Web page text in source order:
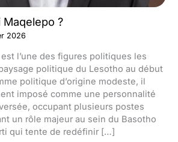
?
2026
l’une des figures politiques les
politique du Lesotho au début
politique d’origine modeste, il
imposé comme une personnalité
occupant plusieurs postes
un rôle majeur au sein du Basotho
qui tente de redéfinir […]